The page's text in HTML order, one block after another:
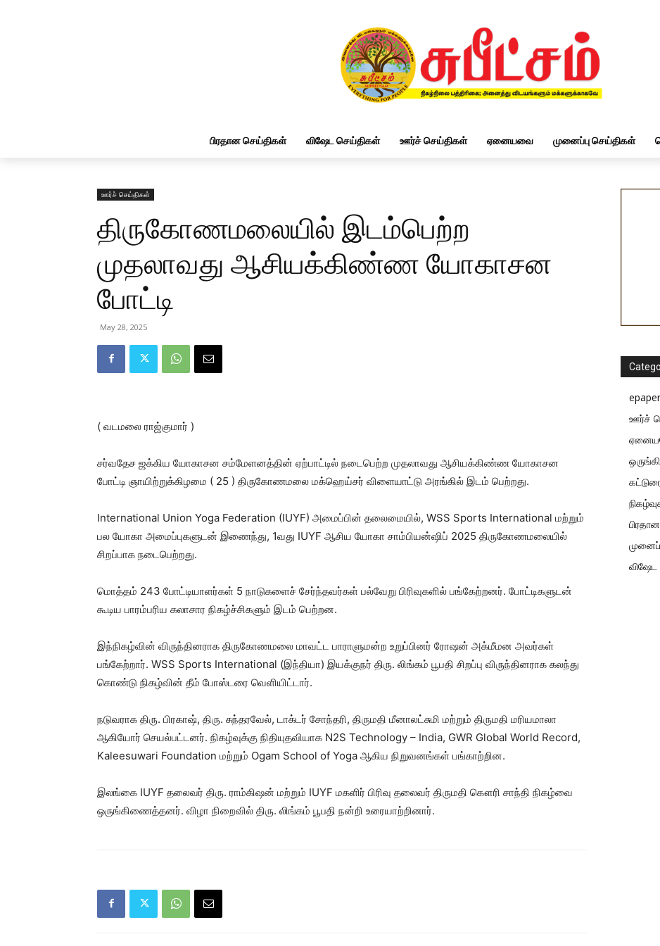
பிரதான செய்திகள் விஷேட செய்திகள் ஊர்ச் செய்திகள் ஏனையவை முனைப்பு செய்திகள்
ஊர்ச் செய்திகள்
திருகோணமலையில் இடம்பெற்ற
முதலாவது ஆசியக்கிண்ண யோகாசன
போட்டி
May 28, 2025
( வடமலை ராஜ்குமார் )
சர்வதேச ஜக்கிய யோகாசன சம்மேளனத்தின் ஏற்பாட்டில் நடைபெற்ற முதலாவது ஆசியக்கிண்ண யோகாசன
போட்டி ஞாயிற்றுக்கிழமை ( 25 ) திருகோணமலை மக்ஹெய்சர் விளையாட்டு அரங்கில் இடம் பெற்றது.
International Union Yoga Federation (IUYF) அமைப்பின் தலைமையில், WSS Sports International மற்றும்
பல யோகா அமைப்புகளுடன் இணைந்து, 1வது IUYF ஆசிய யோகா சாம்பியன்ஷிப் 2025 திருகோணமலையில்
சிறப்பாக நடைபெற்றது.
மொத்தம் 243 போட்டியாளர்கள் 5 நாடுகளைச் சேர்ந்தவர்கள் பல்வேறு பிரிவுகளில் பங்கேற்றனர். போட்டிகளுடன்
கூடிய பாரம்பரிய கலாசார நிகழ்ச்சிகளும் இடம் பெற்றன.
இந்நிகழ்வின் விருந்தினராக திருகோணமலை மாவட்ட பாராளுமன்ற உறுப்பினர் ரோஷன் அக்மீமன அவர்கள்
பங்கேற்றார். WSS Sports International (இந்தியா) இயக்குநர் திரு. லிங்கம் பூபதி சிறப்பு விருந்தினராக கலந்து
கொண்டு நிகழ்வின் தீம் போஸ்டரை வெளியிட்டார்.
நடுவராக திரு. பிரகாஷ், திரு. சுந்தரவேல், டாக்டர் சோந்தரி, திருமதி மீனாலட்சுமி மற்றும் திருமதி மரியமாலா
ஆகியோர் செயல்பட்டனர். நிகழ்வுக்கு நிதியுதவியாக N2S Technology – India, GWR Global World Record,
Kaleesuwari Foundation மற்றும் Ogam School of Yoga ஆகிய நிறுவனங்கள் பங்காற்றின.
இலங்கை IUYF தலைவர் திரு. ராம்கிஷன் மற்றும் IUYF மகளிர் பிரிவு தலைவர் திருமதி கௌரி சாந்தி நிகழ்வை
ஒருங்கிணைத்தனர். விழா நிறைவில் திரு. லிங்கம் பூபதி நன்றி உரையாற்றினார்.
epaper
ஊர்ச்